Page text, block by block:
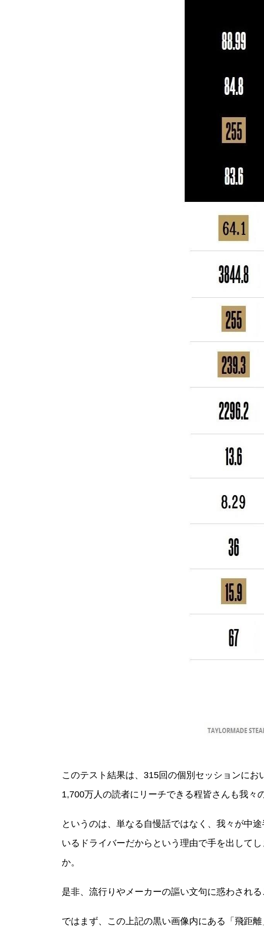
このテスト結果は、315回の個別セッションに
1,700万人の読者にリーチできる程皆さんも我々
というのは、単なる自慢話ではなく、我々が中
いるドライバーだからという理由で手を出して
か。
是非、流行りやメーカーの謳い文句に惑わされ
ではまず、この上記の黒い画像内にある「飛距